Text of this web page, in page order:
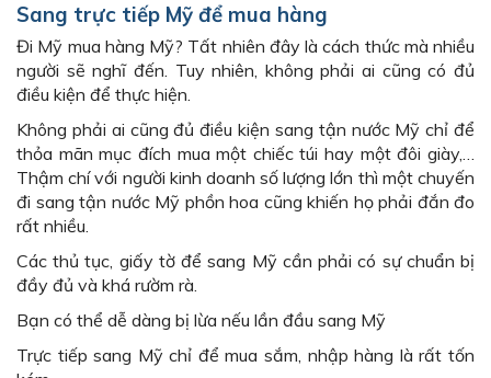
Sang trực tiếp Mỹ để mua hàng
Đi Mỹ mua hàng Mỹ? Tất nhiên đây là cách thức mà nhiều
người sẽ nghĩ đến. Tuy nhiên, không phải ai cũng có đủ
điều kiện để thực hiện.
Không phải ai cũng đủ điều kiện sang tận nước Mỹ chỉ để
thỏa mãn mục đích mua một chiếc túi hay một đôi giày,…
Thậm chí với người kinh doanh số lượng lớn thì một chuyến
đi sang tận nước Mỹ phồn hoa cũng khiến họ phải đắn đo
rất nhiều.
Các thủ tục, giấy tờ để sang Mỹ cần phải có sự chuẩn bị
đầy đủ và khá rườm rà.
Bạn có thể dễ dàng bị lừa nếu lần đầu sang Mỹ
Trực tiếp sang Mỹ chỉ để mua sắm, nhập hàng là rất tốn